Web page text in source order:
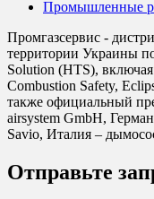
Промышленные
Промгазсервис -
территории Украины
Solution (HTS),
Combustion Safety,
также официальный
airsystem GmbH,
Savio, Италия –
Отправьте